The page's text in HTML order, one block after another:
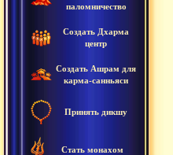
паломничество
Создать Дхарма
центр
Создать Ашрам для
карма-санньяси
Принять дикшу
Стать монахом